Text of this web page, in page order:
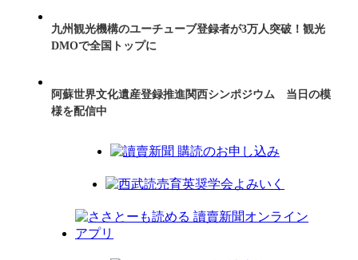
九州観光機構のユーチューブ登録者が3万人突破！観光
DMOで全国トップに
阿蘇世界文化遺産登録推進関西シンポジウム 当日の模
様を配信中